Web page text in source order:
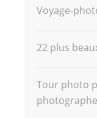
Voyage-
22 plus
Tour photo